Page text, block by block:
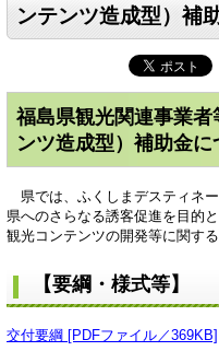
ンテンツ造成型）補
福島県観光関連事業
ンツ造成型）補助金に
県では、ふくしまデスティネ
県へのさらなる誘客促進を目的
観光コンテンツの開発等に関す
【要綱・様式等】
交付要綱 [PDFファイル／369KB]